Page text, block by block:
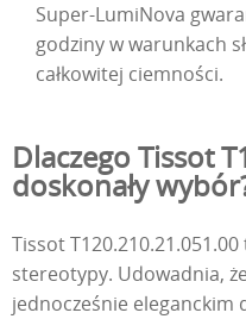
Super-LumiNova
godziny w warunkach
całkowitej ciemności.
Dlaczego Tissot
doskonały
Tissot
stereotypy. Udowadnia,
jednocześnie eleganckim